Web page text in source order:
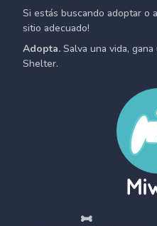
Si estás buscando adoptar o
sitio adecuado!
Adopta. Salva una vida,
Shelter.